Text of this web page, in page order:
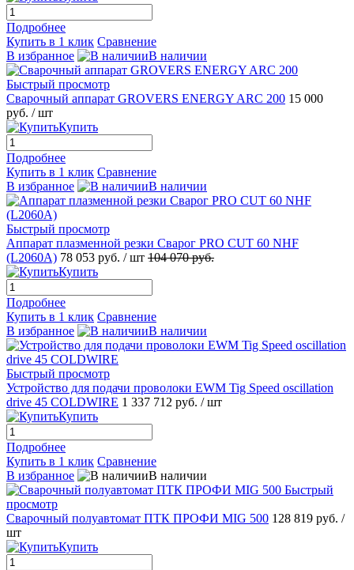
Подробнее
Купить в 1 клик Сравнение
В избранное
В наличии
Быстрый просмотр
Сварочный аппарат GROVERS ENERGY ARC 200 15 000
руб. / шт
Купить
Подробнее
Купить в 1 клик Сравнение
В избранное
В наличии
Быстрый просмотр
Аппарат плазменной резки Сварог PRO CUT 60 NHF
(L2060A) 78 053 руб. / шт 104 070 руб.
Купить
Подробнее
Купить в 1 клик Сравнение
В избранное
В наличии
Быстрый просмотр
Устройство для подачи проволоки EWM Tig Speed oscillation
drive 45 COLDWIRE 1 337 712 руб. / шт
Купить
Подробнее
Купить в 1 клик Сравнение
В избранное
В наличии
Быстрый
просмотр
Сварочный полуавтомат ПТК ПРОФИ MIG 500 128 819 руб. /
шт
Купить